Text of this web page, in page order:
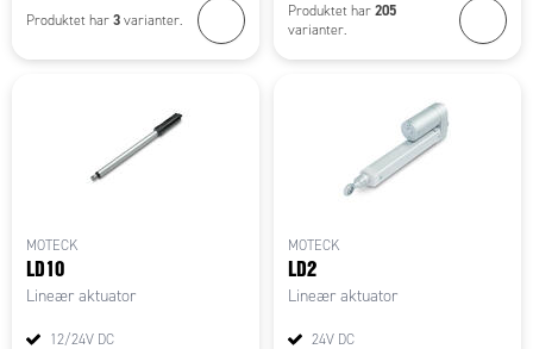
Produktet har 3 varianter.
Produktet har 205
varianter.
MOTECK
LD10
Lineær aktuator
12/24V DC
MOTECK
LD2
Lineær aktuator
24V DC